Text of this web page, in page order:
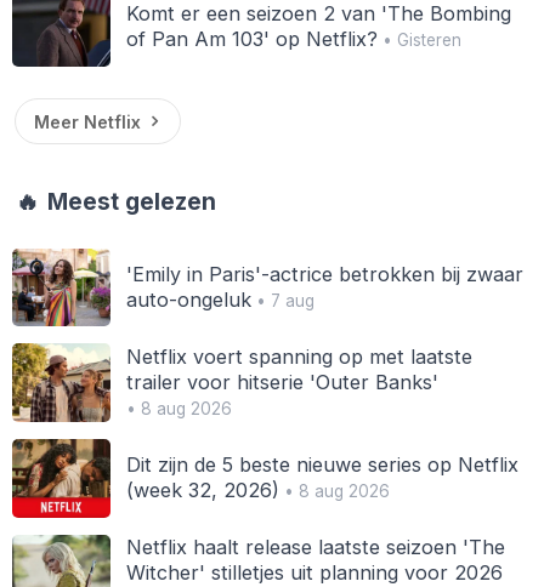
Komt er een seizoen 2 van 'The Bombing
of Pan Am 103' op Netflix? • Gisteren
Meer Netflix
🔥 Meest gelezen
'Emily in Paris'-actrice betrokken bij zwaar
auto-ongeluk• 7 aug
Netflix voert spanning op met laatste
trailer voor hitserie 'Outer Banks'
• 8 aug 2026
Dit zijn de 5 beste nieuwe series op Netflix
(week 32, 2026) • 8 aug 2026
Netflix haalt release laatste seizoen 'The
Witcher' stilletjes uit planning voor 2026